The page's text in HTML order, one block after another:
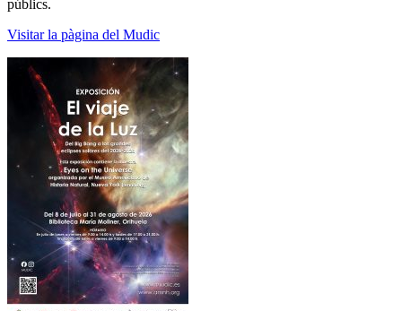
públics.
Visitar la pàgina del Mudic